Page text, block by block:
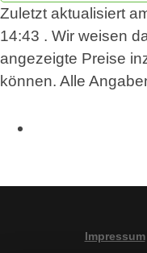
Zuletzt aktualisiert
14:43 . Wir weisen
angezeigte Preise
können. Alle
Impressum